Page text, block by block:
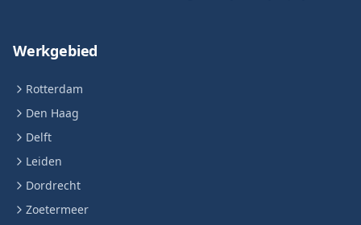
Werkgebied
Rotterdam
Den Haag
Delft
Leiden
Dordrecht
Zoetermeer